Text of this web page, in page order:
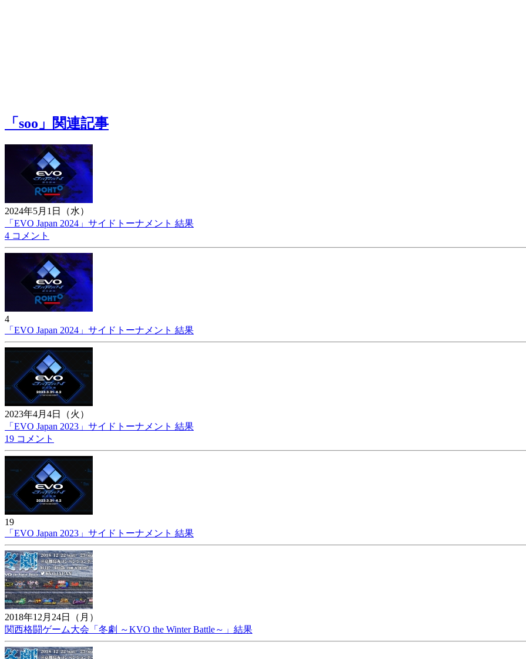
「soo」関連記事
2024年5月1日（水）
「EVO Japan 2024」サイドトーナメント 結果
4 コメント
4
「EVO Japan 2024」サイドトーナメント 結果
2023年4月4日（火）
「EVO Japan 2023」サイドトーナメント 結果
19 コメント
19
「EVO Japan 2023」サイドトーナメント 結果
2018年12月24日（月）
関西格闘ゲーム大会「冬劇 ～KVO the Winter Battle～」結果